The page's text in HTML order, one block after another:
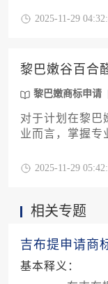
交后的审查流程
节，并针对企业
指南，企业可清
点，有效规避风
2025-11-29
黎巴嫩谷百合
黎巴嫩商标申请
对于计划在黎巴
业而言，掌握专
询、资料准备、
局，为品牌国际
2025-11-29
相关专题
吉布提申请商
基本释义：